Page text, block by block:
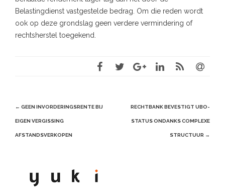
Belastingdienst vastgestelde bedrag. Om die reden wordt
ook op deze grondslag geen verdere vermindering of
rechtsherstel toegekend.
Post
navigation
← GEEN INVORDERINGSRENTE BIJ
EIGEN VERGISSING
AFSTANDSVERKOPEN
RECHTBANK BEVESTIGT UBO-
STATUS ONDANKS COMPLEXE
STRUCTUUR →